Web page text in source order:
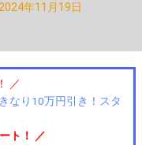
年11月19日
／
なり10万円引き！スタ
ト！ ／